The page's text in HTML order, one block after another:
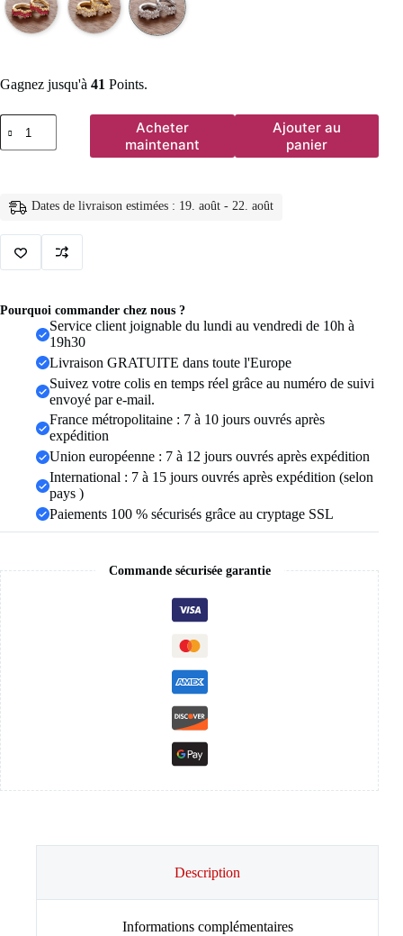
Gagnez jusqu'à 41 Points.
quantité
de
Boucles
acier
femmes,
2
Zircon
irrégulier,
Piercing
Cartilage,
Acheter
maintenant
Ajouter au
panier
Dates de livraison estimées : 19. août - 22. août
Pourquoi commander chez nous ?
Service client joignable du lundi au vendredi de 10h à
19h30
Livraison GRATUITE dans toute l'Europe
Suivez votre colis en temps réel grâce au numéro de suivi
envoyé par e-mail.
France métropolitaine : 7 à 10 jours ouvrés après
expédition
Union européenne : 7 à 12 jours ouvrés après expédition
International : 7 à 15 jours ouvrés après expédition (selon
pays )
Paiements 100 % sécurisés grâce au cryptage SSL
Commande sécurisée garantie
Description
Informations complémentaires